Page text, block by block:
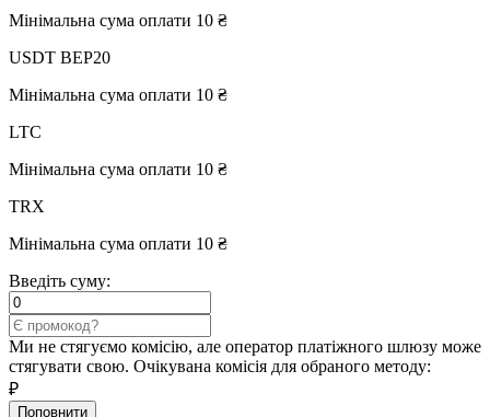
Мінімальна сума оплати 10 ₴
USDT BEP20
Мінімальна сума оплати 10 ₴
LTC
Мінімальна сума оплати 10 ₴
TRX
Мінімальна сума оплати 10 ₴
Введіть суму:
Ми не стягуємо комісію, але оператор платіжного шлюзу може
стягувати свою. Очікувана комісія для обраного методу:
₽
Поповнити